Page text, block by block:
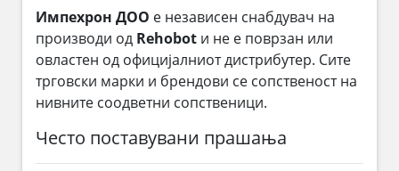
Импехрон ДОО е независен снабдувач на
производи од Rehobot и не е поврзан или
овластен од официјалниот дистрибутер. Сите
трговски марки и брендови се сопственост на
нивните соодветни сопственици.
Често поставувани прашања